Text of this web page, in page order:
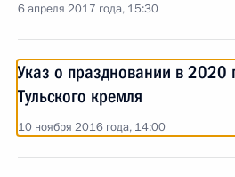
6 апреля 2017 года, 15:30
Указ о праздновании в 2020
Тульского кремля
10 ноября 2016 года, 14:00